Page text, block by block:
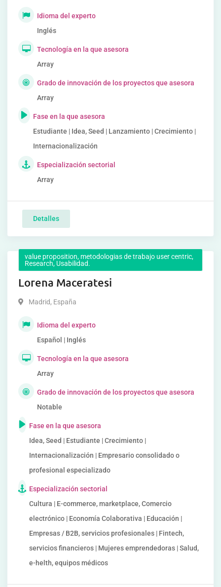
Idioma del experto
Inglés
Tecnología en la que asesora
Array
Grado de innovación de los proyectos que asesora
Array
Fase en la que asesora
Estudiante | Idea, Seed | Lanzamiento | Crecimiento |
Internacionalización
Especialización sectorial
Array
Detalles
value proposition, metodologias de trabajo user centric,
Research, Usabilidad.
Lorena Maceratesi
Madrid, España
Idioma del experto
Español | Inglés
Tecnología en la que asesora
Array
Grado de innovación de los proyectos que asesora
Notable
Fase en la que asesora
Idea, Seed | Estudiante | Crecimiento |
Internacionalización | Empresario consolidado o
profesional especializado
Especialización sectorial
Cultura | E-commerce, marketplace, Comercio
electrónico | Economía Colaborativa | Educación |
Empresas / B2B, servicios profesionales | Fintech,
servicios financieros | Mujeres emprendedoras | Salud,
e-helth, equipos médicos